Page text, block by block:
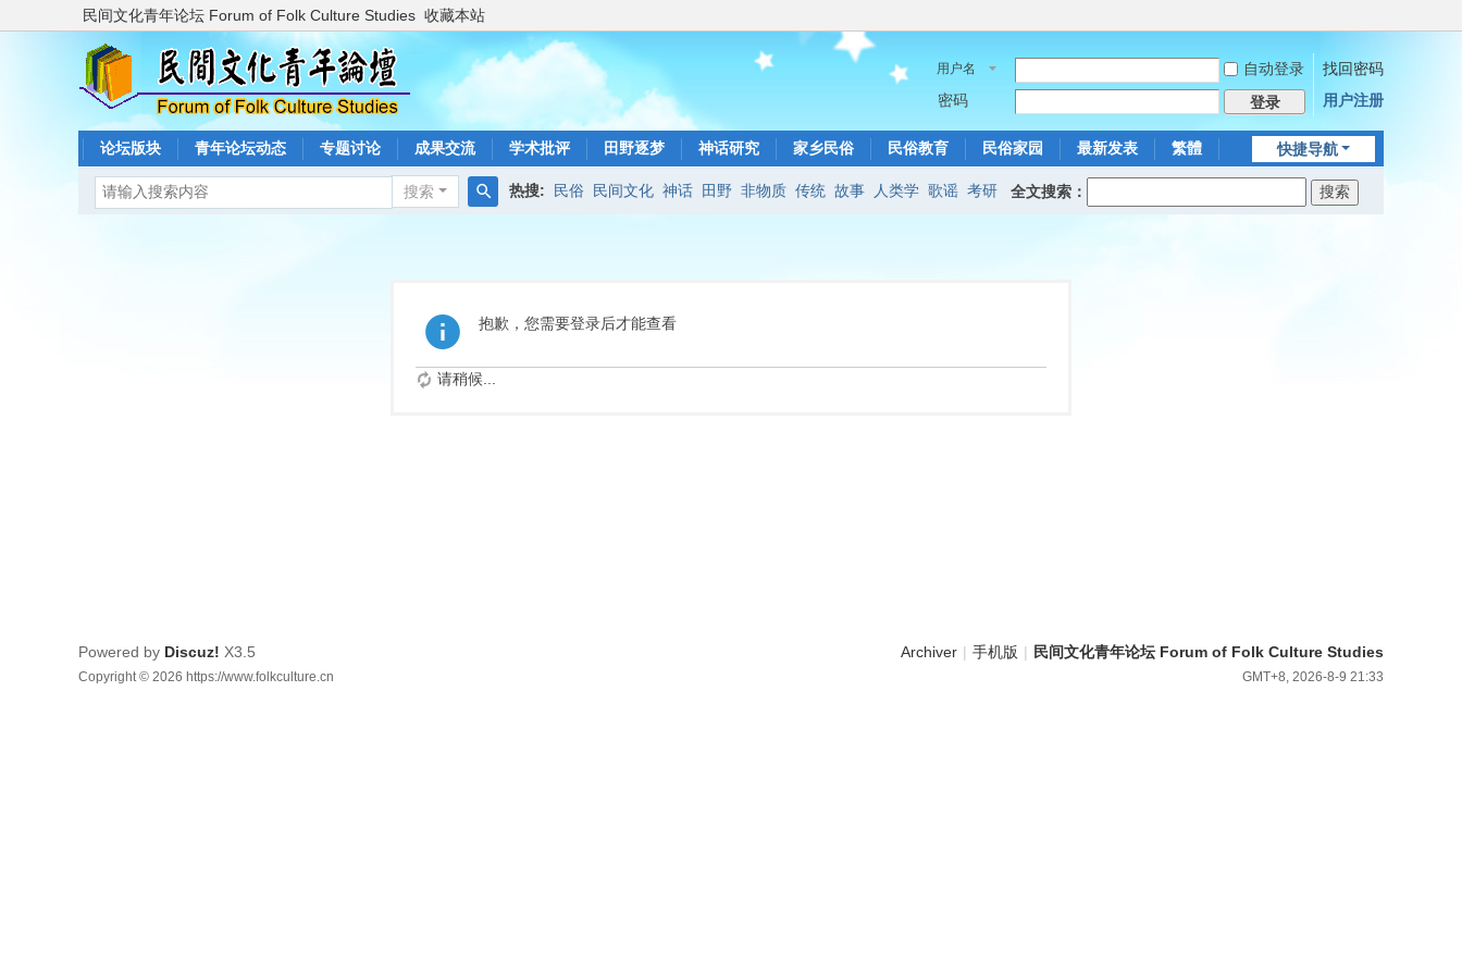
民间文化青年论坛 Forum of Folk Culture Studies 收藏本站
用户名 自动登录
找回密码
密码
登录 用户注册
快捷导航
论坛版块 青年论坛动态 专题讨论 成果交流 学术批评 田野逐梦 神话研究 家乡民俗 民俗教育 民俗家园 最新发表 繁體
搜索 热搜: 民俗 民间文化 神话 田野 非物质 传统 故事 人类学 歌谣 考研 全文搜索：
抱歉，您需要登录后才能查看
请稍候...
Archiver | 手机版 | 民间文化青年论坛 Forum of Folk Culture Studies
GMT+8, 2026-8-9 21:33
Powered by Discuz! X3.5
Copyright © 2026 https://www.folkculture.cn